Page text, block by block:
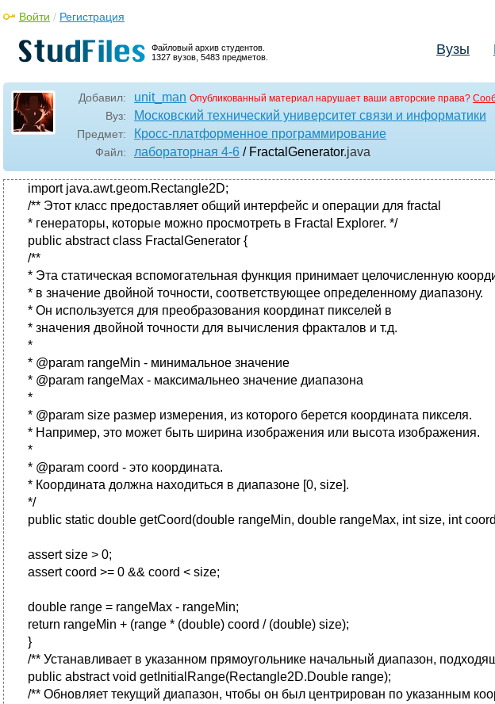
Файловый архив студентов.
1327 вузов, 5483 предметов.
Войти / Регистрация
Вузы
Добавил: unit_man Опубликованный материал нарушает ваши авторские права?
Вуз: Московский технический университет связи и информатики
Предмет: Кросс-платформенное программирование
Файл: лабораторная 4-6 / FractalGenerator.java
import java.awt.geom.Rectangle2D;
/** Этот класс предоставляет общий интерфейс и операции для fractal
* генераторы, которые можно просмотреть в Fractal Explorer. */
public abstract class FractalGenerator {
/**
* Эта статическая вспомогательная функция принимает целочисленную
* в значение двойной точности, соответствующее определенному диапазону.
* Он используется для преобразования координат пикселей в
* значения двойной точности для вычисления фракталов и т.д.
*
* @param rangeMin - минимальное значение
* @param rangeMax - максимальнео значение диапазона
*
* @param size размер измерения, из которого берется координата пикселя.
* Например, это может быть ширина изображения или высота изображения.
*
* @param coord - это координата.
* Координата должна находиться в диапазоне [0, size].
*/
public static double getCoord(double rangeMin, double rangeMax, int size, int
assert size > 0;
assert coord >= 0 && coord < size;
double range = rangeMax - rangeMin;
return rangeMin + (range * (double) coord / (double) size);
}
/** Устанавливает в указанном прямоугольнике начальный диапазон,
public abstract void getInitialRange(Rectangle2D.Double range);
/** Обновляет текущий диапазон, чтобы он был центрирован по указанным